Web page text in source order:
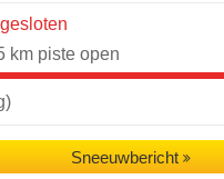
km piste open
Sneeuwbericht